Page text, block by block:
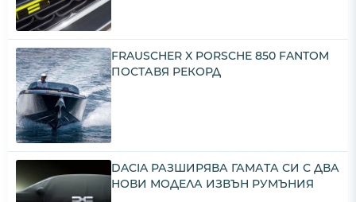
FRAUSCHER X PORSCHE 850 FANTOM
ПОСТАВЯ РЕКОРД
DACIA РАЗШИРЯВА ГАМАТА СИ С ДВА
НОВИ МОДЕЛА ИЗВЪН РУМЪНИЯ